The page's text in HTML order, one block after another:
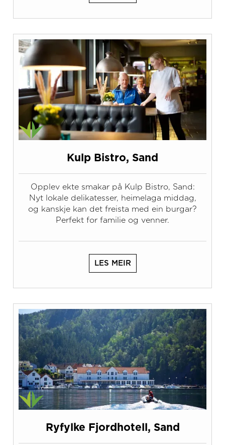
Kulp Bistro, Sand
Opplev ekte smakar på Kulp Bistro, Sand:
Nyt lokale delikatesser, heimelaga middag,
og kanskje kan det freista med ein burgar?
Perfekt for familie og venner.
LES MEIR
Ryfylke Fjordhotell, Sand